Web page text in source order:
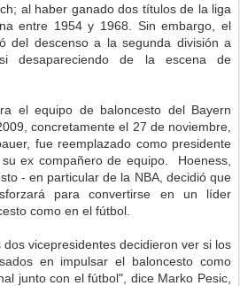
al haber ganado dos títulos de la liga
entre 1954 y 1968. Sin embargo, el
del descenso a la segunda división a
desapareciendo de la escena de
el equipo de baloncesto del Bayern
concretamente el 27 de noviembre,
fue reemplazado como presidente
ex compañero de equipo. Hoeness,
- en particular de la NBA, decidió que
para convertirse en un líder
como en el fútbol.
vicepresidentes decidieron ver si los
​​en impulsar el baloncesto como
junto con el fútbol", dice Marko Pesic,